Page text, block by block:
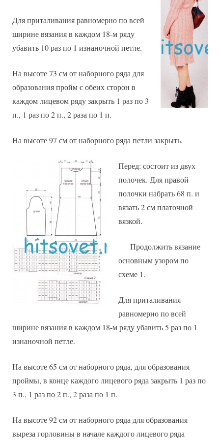
Для приталивания равномерно по всей
ширине вязания в каждом 18-м ряду
убавить 10 раз по 1 изнаночной петле.
На высоте 73 см от наборного ряда для
образования пройм с обеих сторон в
каждом лицевом ряду закрыть 1 раз по 3
п., 1 раз по 2 п., 2 раза по 1 п.
На высоте 97 см от наборного ряда петли закрыть.
Перед: состоит из двух
полочек. Для правой
полочки набрать 68 п. и
вязать 2 см платочной
вязкой.
Продолжить вязание
основным узором по
схеме 1.
Для приталивания
равномерно по всей
ширине вязания в каждом 18-м ряду убавить 5 раз по 1
изнаночной петле.
На высоте 65 см от наборного ряда, для образования
проймы, в конце каждого лицевого ряда закрыть 1 раз по
3 п., 1 раз по 2 п., 2 раза по 1 п.
На высоте 92 см от наборного ряда для образования
выреза горловины в начале каждого лицевого ряда